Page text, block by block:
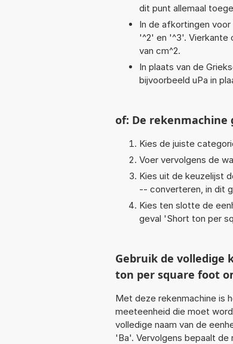
dit punt allemaal
In de afkortingen
'^2' en '^3'. Vierkante
van cm^2.
In plaats van de
bijvoorbeeld uPa in
of: De
Kies de juiste
Voer vervolgens de
Kies uit de keuzelijst
-- converteren, in dit
Kies ten slotte de
geval 'Short ton per
Gebruik de volledige
ton per square foot
Met deze rekenmachine is
meeteenheid die moet
volledige naam van de
'Ba'. Vervolgens bepaalt